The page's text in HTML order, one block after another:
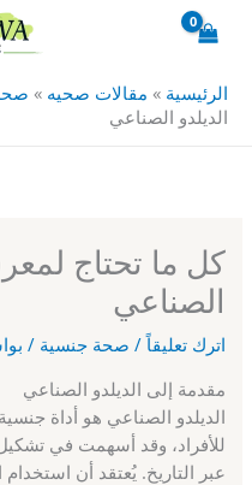
الرئيسية » مقالات صحيه »
الديلدو الصناعي
كل ما تحتاج
الصناعي
اترك تعليقاً / صحة جنسية /
مقدمة إلى الديلدو الصناعي
الديلدو الصناعي هو أداة
للأفراد، وقد أسهمت في
عبر التاريخ. يُعتقد أن